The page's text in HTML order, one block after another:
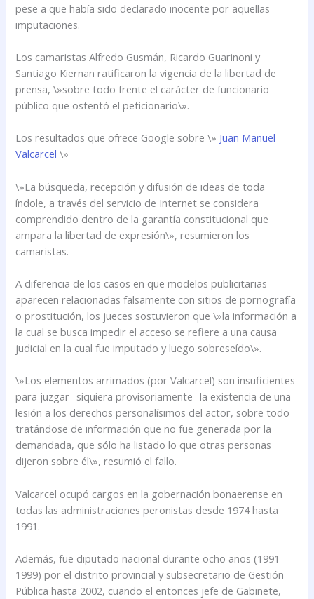
pese a que había sido declarado inocente por aquellas
imputaciones.
Los camaristas Alfredo Gusmán, Ricardo Guarinoni y
Santiago Kiernan ratificaron la vigencia de la libertad de
prensa, \»sobre todo frente el carácter de funcionario
público que ostentó el peticionario\».
Los resultados que ofrece Google sobre \» Juan Manuel
Valcarcel \»
\»La búsqueda, recepción y difusión de ideas de toda
índole, a través del servicio de Internet se considera
comprendido dentro de la garantía constitucional que
ampara la libertad de expresión\», resumieron los
camaristas.
A diferencia de los casos en que modelos publicitarias
aparecen relacionadas falsamente con sitios de pornografía
o prostitución, los jueces sostuvieron que \»la información a
la cual se busca impedir el acceso se refiere a una causa
judicial en la cual fue imputado y luego sobreseído\».
\»Los elementos arrimados (por Valcarcel) son insuficientes
para juzgar -siquiera provisoriamente- la existencia de una
lesión a los derechos personalísimos del actor, sobre todo
tratándose de información que no fue generada por la
demandada, que sólo ha listado lo que otras personas
dijeron sobre él\», resumió el fallo.
Valcarcel ocupó cargos en la gobernación bonaerense en
todas las administraciones peronistas desde 1974 hasta
1991.
Además, fue diputado nacional durante ocho años (1991-
1999) por el distrito provincial y subsecretario de Gestión
Pública hasta 2002, cuando el entonces jefe de Gabinete,